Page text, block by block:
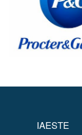
IAESTE